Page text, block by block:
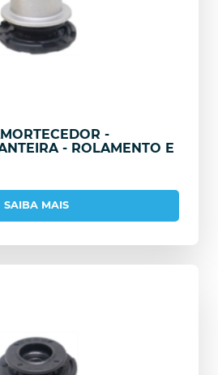
-
- ROLAMENTO E
SAIBA MAIS